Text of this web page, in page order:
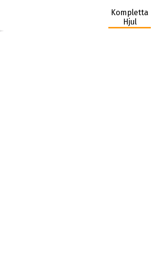
Kompletta
Hjul